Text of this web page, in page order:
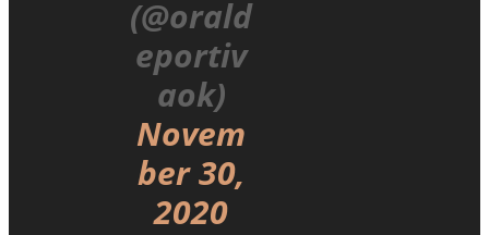
(@orald
eportiv
aok)
Novem
ber 30,
2020